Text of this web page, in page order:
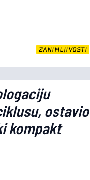
ZANIMLJIVOSTI
ostavio
kompakt